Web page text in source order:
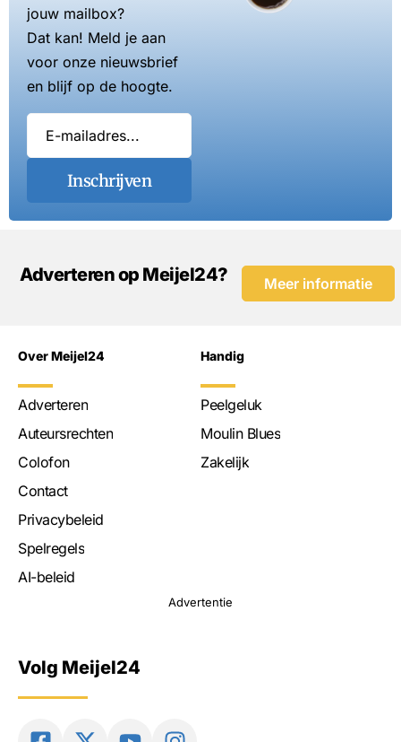
jouw mailbox?
Dat kan! Meld je aan
voor onze nieuwsbrief
en blijf op de hoogte.
Inschrijven
Adverteren op Meijel24? Meer informatie
Over Meijel24
Adverteren
Auteursrechten
Colofon
Contact
Privacybeleid
Spelregels
AI-beleid
Handig
Peelgeluk
Moulin Blues
Zakelijk
Advertentie
Volg Meijel24